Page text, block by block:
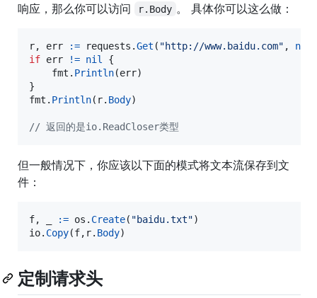
响应，那么你可以访问
r.Body 。 具体你可以这么做：
r, err := requests .Get ( "http://www.baidu.com" , nil
if err != nil
{
fmt . Println(err)
fmt . Println( r. Body)
// 返回的是io.ReadCloser类型
但一般情况下，你应该以下面的模式将文本流保存到文
件：
f, := os . Create( "baidu.txt"
io. Copy(f, r. Body)
定制请求头